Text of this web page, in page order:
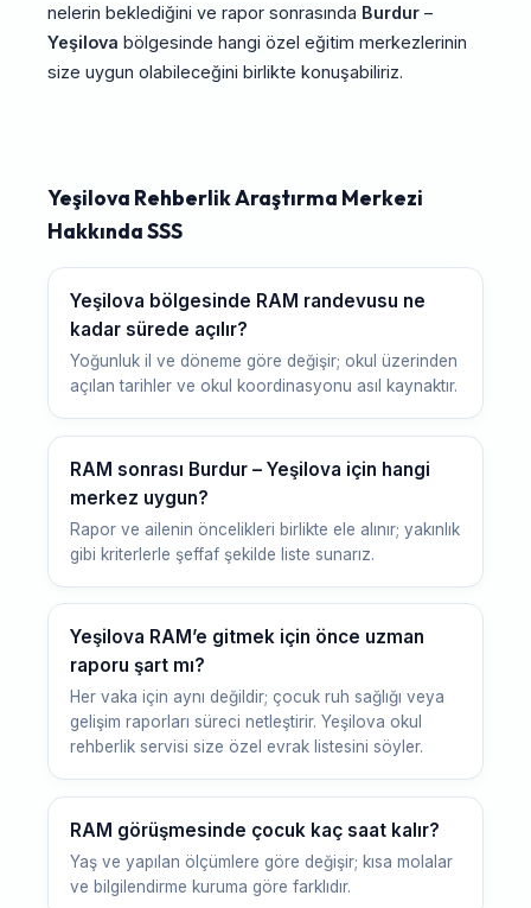
nelerin beklediğini ve rapor sonrasında Burdur –
Yeşilova bölgesinde hangi özel eğitim merkezlerinin
size uygun olabileceğini birlikte konuşabiliriz.
Yeşilova Rehberlik Araştırma Merkezi
Hakkında SSS
Yeşilova bölgesinde RAM randevusu ne
kadar sürede açılır?
Yoğunluk il ve döneme göre değişir; okul üzerinden
açılan tarihler ve okul koordinasyonu asıl kaynaktır.
RAM sonrası Burdur – Yeşilova için hangi
merkez uygun?
Rapor ve ailenin öncelikleri birlikte ele alınır; yakınlık
gibi kriterlerle şeffaf şekilde liste sunarız.
Yeşilova RAM’e gitmek için önce uzman
raporu şart mı?
Her vaka için aynı değildir; çocuk ruh sağlığı veya
gelişim raporları süreci netleştirir. Yeşilova okul
rehberlik servisi size özel evrak listesini söyler.
RAM görüşmesinde çocuk kaç saat kalır?
Yaş ve yapılan ölçümlere göre değişir; kısa molalar
ve bilgilendirme kuruma göre farklıdır.